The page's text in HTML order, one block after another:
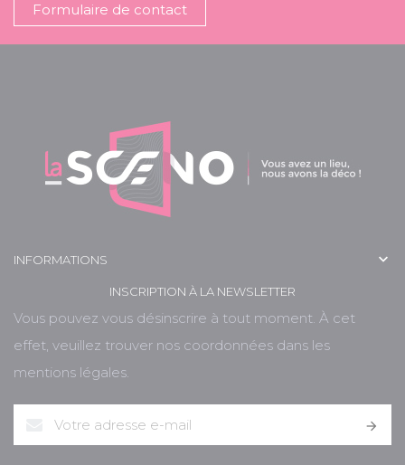
Formulaire de contact
INFORMATIONS 
INSCRIPTION À LA NEWSLETTER
Vous pouvez vous désinscrire à tout moment. À cet
effet, veuillez trouver nos coordonnées dans les
mentions légales.
